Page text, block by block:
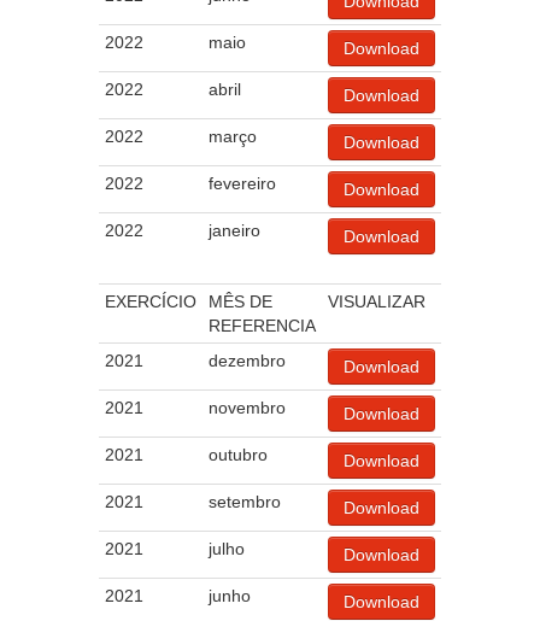
2022 maio Download
2022 abril Download
2022 março Download
2022 fevereiro Download
2022 janeiro Download
EXERCÍCIO
MÊS DE
REFERENCIA
VISUALIZAR
2021 dezembro Download
2021 novembro Download
2021 outubro Download
2021 setembro Download
2021 julho Download
2021 junho Download